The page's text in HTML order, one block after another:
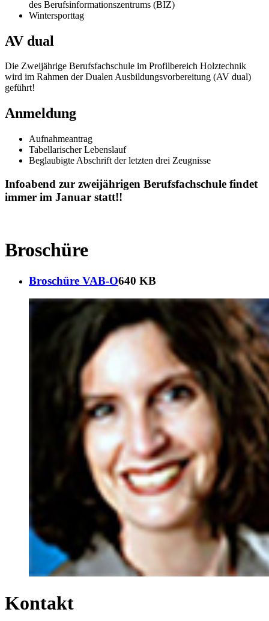
des Berufsinformationszentrums (BIZ)
Wintersporttag
AV dual
Die Zweijährige Berufsfachschule im Profilbereich Holztechnik
wird im Rahmen der Dualen Ausbildungsvorbereitung (AV dual)
geführt!
Anmeldung
Aufnahmeantrag
Tabellarischer Lebenslauf
Beglaubigte Abschrift der letzten drei Zeugnisse
Infoabend zur zweijährigen Berufsfachschule findet
immer im Januar statt!!
Broschüre
Broschüre VAB-O640 KB
Kontakt